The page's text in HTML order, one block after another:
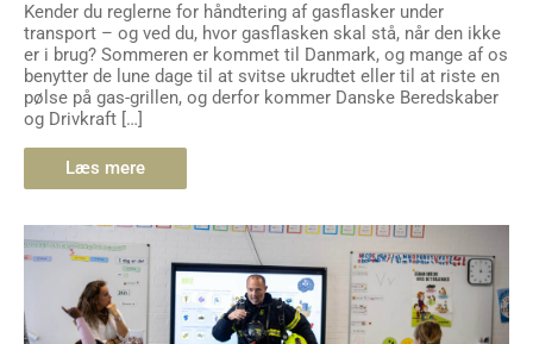
Kender du reglerne for håndtering af gasflasker under
transport – og ved du, hvor gasflasken skal stå, når den ikke
er i brug? Sommeren er kommet til Danmark, og mange af os
benytter de lune dage til at svitse ukrudtet eller til at riste en
pølse på gas-grillen, og derfor kommer Danske Beredskaber
og Drivkraft […]
Læs mere